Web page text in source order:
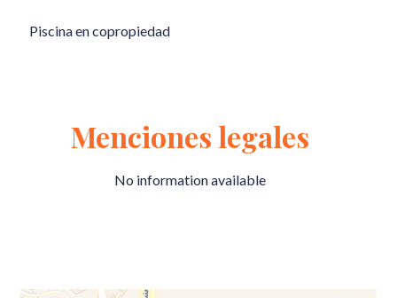
Piscina en copropiedad
Menciones legales
No information available